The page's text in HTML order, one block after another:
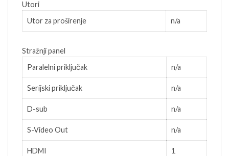
Utori
Utor za proširenje
n/a
Stražnji panel
Paralelni priključak
n/a
Serijski priključak n/a
D-sub n/a
S-Video Out n/a
HDMI 1